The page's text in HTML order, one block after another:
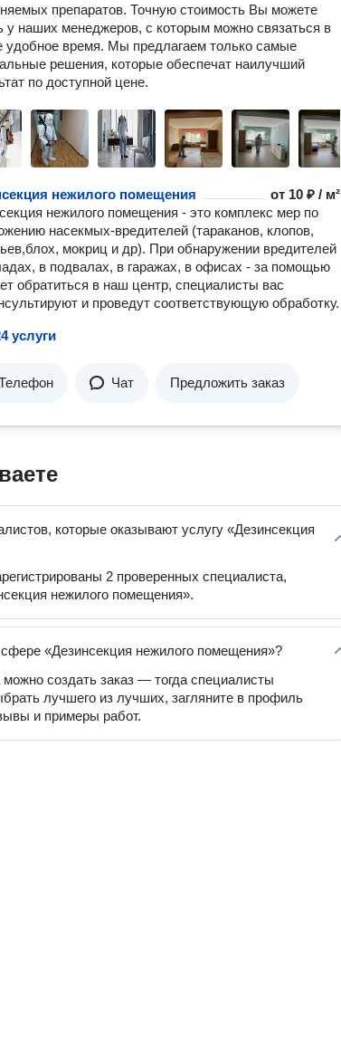
препаратов. Точную стоимость Вы можете
у наших менеджеров, с которым можно связаться в
удобное время. Мы предлагаем только самые
решения, которые обеспечат наилучший
по доступной цене.
нежилого помещения от 10 ₽ / м²
нежилого помещения - это комплекс мер по
насекмых-вредителей (тараканов, клопов,
мокриц и др). При обнаружении вредителей
в подвалах, в гаражах, в офисах - за помощью
обратиться в наш центр, специалисты вас
и проведут соответствующую обработку.
услуги
Чат Предложить заказ
которые оказывают услугу «Дезинсекция
2 проверенных специалиста,
нежилого помещения».
«Дезинсекция нежилого помещения»?
можно создать заказ — тогда специалисты
лучшего из лучших, загляните в профиль
и примеры работ.